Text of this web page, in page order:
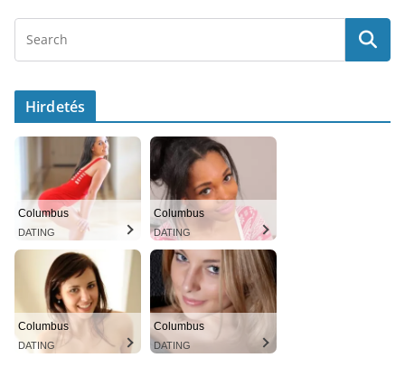
Hirdetés
Columbus
DATING
Columbus
DATING
Columbus
DATING
Columbus
DATING